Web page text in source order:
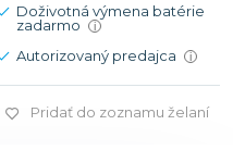
Doživotná výmena batérie
zadarmo
i
Autorizovaný predajca i
Pridať do zoznamu želaní